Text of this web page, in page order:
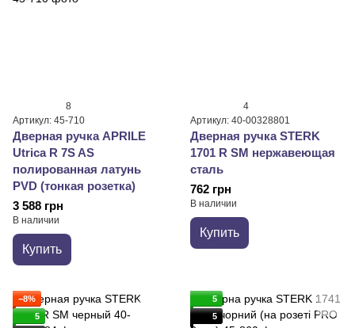
8
Артикул: 45-710
Дверная ручка APRILE
Utrica R 7S AS
полированная латунь
PVD (тонкая розетка)
3 588 грн
В наличии
Купить
4
Артикул: 40-00328801
Дверная ручка STERK
1701 R SM нержавеющая
сталь
762 грн
В наличии
Купить
−8%
5
5
5